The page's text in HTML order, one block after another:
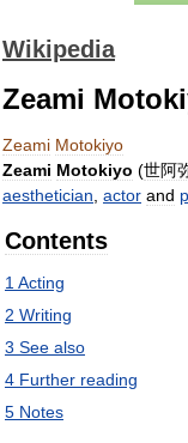
Wikipedia
Zeami
Zeami Motokiyo
Zeami Motokiyo (世阿
aesthetician actor and
Contents
1 Acting
2 Writing
3 See also
4 Further reading
5 Notes